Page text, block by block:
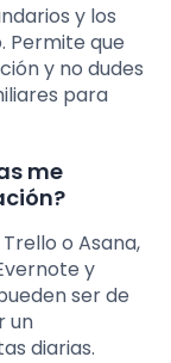
y los
Permite que
y no dudes
para
me
o Asana,
y
ser de
un
diarias.